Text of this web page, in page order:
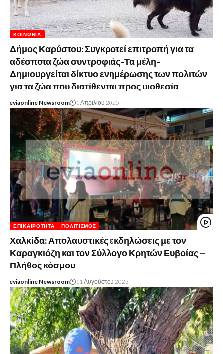
ΚΟΙΝΩΝΊΑ
Δήμος Καρύστου: Συγκροτεί επιτροπή για τα
αδέσποτα ζώα συντροφιάς-Τα μέλη-
Δημιουργείται δίκτυο ενημέρωσης των πολιτών
για τα ζώα που διατίθενται προς υιοθεσία
eviaonline Newsroom 1 Απριλίου 2025
ΕΠΙΚΑΙΡΌΤΗΤΑ ΠΟΛΙΤΙΣΜΌΣ
Χαλκίδα: Απολαυστικές εκδηλώσεις με τον
Καραγκιόζη και τον Σύλλογο Κρητών Ευβοίας –
Πλήθος κόσμου
eviaonline Newsroom 11 Αυγούστου 2023